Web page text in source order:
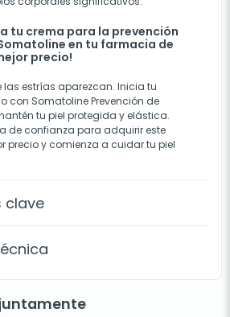
tu crema para la prevención
en tu farmacia de
precio!
las estrías aparezcan. Inicia tu
con Somatoline Prevención de
tu piel protegida y elástica.
de confianza para adquirir este
precio y comienza a cuidar tu piel
clave